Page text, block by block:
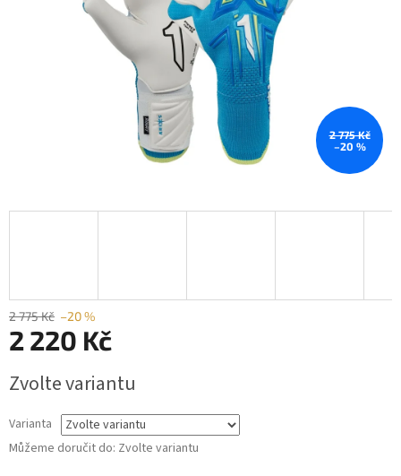
2 775 Kč
–20 %
2 775 Kč –20 %
2 220 Kč
cena:
Zvolte variantu
Varianta
Můžeme doručit do: Zvolte variantu